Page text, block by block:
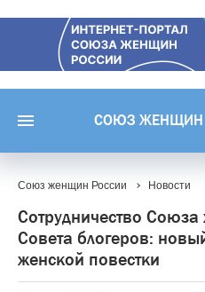
СОЮЗ ЖЕНЩИН
Союз женщин России Новости
Сотрудничество
Совета блогеров:
женской повестки